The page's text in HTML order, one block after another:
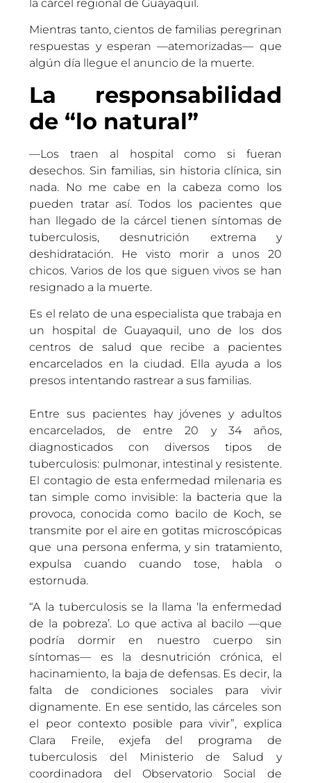
la cárcel regional de Guayaquil.
Mientras tanto, cientos de familias peregrinan
respuestas y esperan —atemorizadas— que
algún día llegue el anuncio de la muerte.
La responsabilidad
de “lo natural”
—Los traen al hospital como si fueran
desechos. Sin familias, sin historia clínica, sin
nada. No me cabe en la cabeza como los
pueden tratar así. Todos los pacientes que
han llegado de la cárcel tienen síntomas de
tuberculosis, desnutrición extrema y
deshidratación. He visto morir a unos 20
chicos. Varios de los que siguen vivos se han
resignado a la muerte.
Es el relato de una especialista que trabaja en
un hospital de Guayaquil, uno de los dos
centros de salud que recibe a pacientes
encarcelados en la ciudad. Ella ayuda a los
presos intentando rastrear a sus familias.
Entre sus pacientes hay jóvenes y adultos
encarcelados, de entre 20 y 34 años,
diagnosticados con diversos tipos de
tuberculosis: pulmonar, intestinal y resistente.
El contagio de esta enfermedad milenaria es
tan simple como invisible: la bacteria que la
provoca, conocida como bacilo de Koch, se
transmite por el aire en gotitas microscópicas
que una persona enferma, y sin tratamiento,
expulsa cuando cuando tose, habla o
estornuda.
“A la tuberculosis se la llama ‘la enfermedad
de la pobreza’. Lo que activa al bacilo —que
podría dormir en nuestro cuerpo sin
síntomas— es la desnutrición crónica, el
hacinamiento, la baja de defensas. Es decir, la
falta de condiciones sociales para vivir
dignamente. En ese sentido, las cárceles son
el peor contexto posible para vivir”, explica
Clara Freile, exjefa del programa de
tuberculosis del Ministerio de Salud y
coordinadora del Observatorio Social de